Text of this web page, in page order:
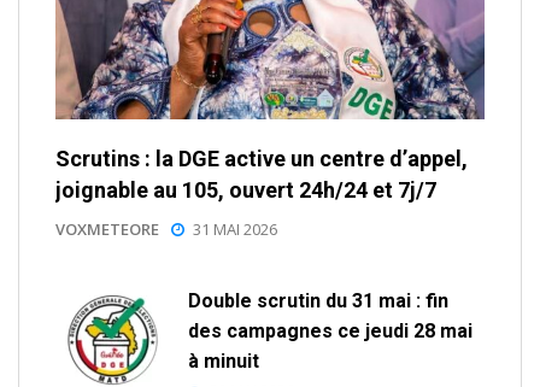
Scrutins : la DGE active un centre d’appel,
joignable au 105, ouvert 24h/24 et 7j/7
VOXMETEORE 31 MAI 2026
Double scrutin du 31 mai : fin
des campagnes ce jeudi 28 mai
à minuit